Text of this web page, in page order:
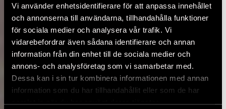
Vi använder enhetsidentifierare för att anpassa innehållet
och annonserna till användarna, tillhandahålla funktioner
för sociala medier och analysera vår trafik. Vi
vidarebefordrar även sådana identifierare och annan
information från din enhet till de sociala medier och
annons- och analysföretag som vi samarbetar med.
Dessa kan i sin tur kombinera informationen med annan
information som du har tillhandahållit eller som de har
samlat in när du har använt deras tjänster.